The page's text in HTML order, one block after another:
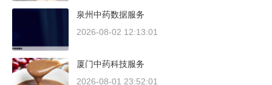
泉州中药数据服务
2026-08-02 12:13:01
厦门中药科技服务
2026-08-01 23:52:01